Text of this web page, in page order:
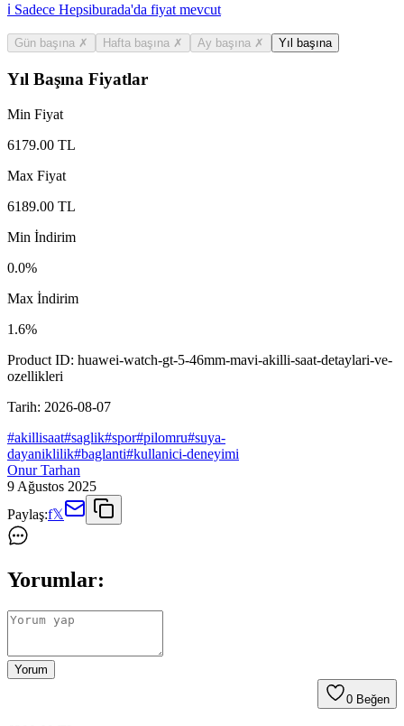
ℹ️ Sadece Hepsiburada'da fiyat mevcut
Gün başına ✗ Hafta başına ✗ Ay başına ✗ Yıl başına
Yıl Başına Fiyatlar
Min Fiyat
6179.00 TL
Max Fiyat
6189.00 TL
Min İndirim
0.0%
Max İndirim
1.6%
Product ID: huawei-watch-gt-5-46mm-mavi-akilli-saat-detaylari-ve-
ozellikleri
Tarih: 2026-08-07
#akillisaat#saglik#spor#pilomru#suya-
dayaniklilik#baglanti#kullanici-deneyimi
Onur Tarhan
9 Ağustos 2025
Paylaş:f𝕏
Yorumlar:
Yorum
0 Beğen